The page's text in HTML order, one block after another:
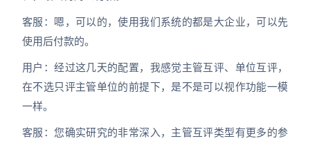
客服：嗯，可以的，使用我们系统的都是大企业，可以先
使用后付款的。
用户：经过这几天的配置，我感觉主管互评、单位互评，
在不选只评主管单位的前提下，是不是可以视作功能一模
一样。
客服：您确实研究的非常深入，主管互评类型有更多的参